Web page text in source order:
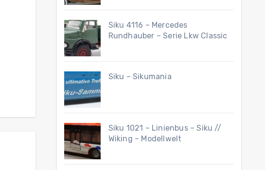
Siku 4116 – Mercedes
Rundhauber – Serie Lkw Classic
Siku – Sikumania
Siku 1021 – Linienbus – Siku //
Wiking – Modellwelt